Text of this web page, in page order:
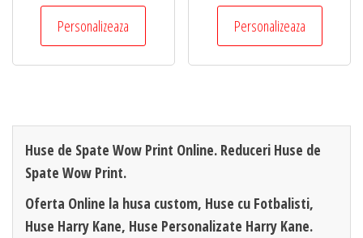
Personalizeaza Personalizeaza
Huse de Spate Wow Print Online. Reduceri Huse de
Spate Wow Print.
Oferta Online la husa custom, Huse cu Fotbalisti,
Huse Harry Kane, Huse Personalizate Harry Kane.